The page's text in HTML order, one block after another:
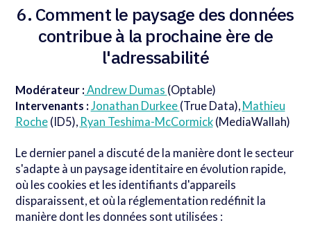
6. Comment le paysage des données
contribue à la prochaine ère de
l'adressabilité
Modérateur : Andrew Dumas (Optable)
Intervenants : Jonathan Durkee (True Data), Mathieu
Roche(ID5), Ryan Teshima-McCormick(MediaWallah)
Le dernier panel a discuté de la manière dont le secteur
s'adapte à un paysage identitaire en évolution rapide,
où les cookies et les identifiants d'appareils
disparaissent, et où la réglementation redéfinit la
manière dont les données sont utilisées :